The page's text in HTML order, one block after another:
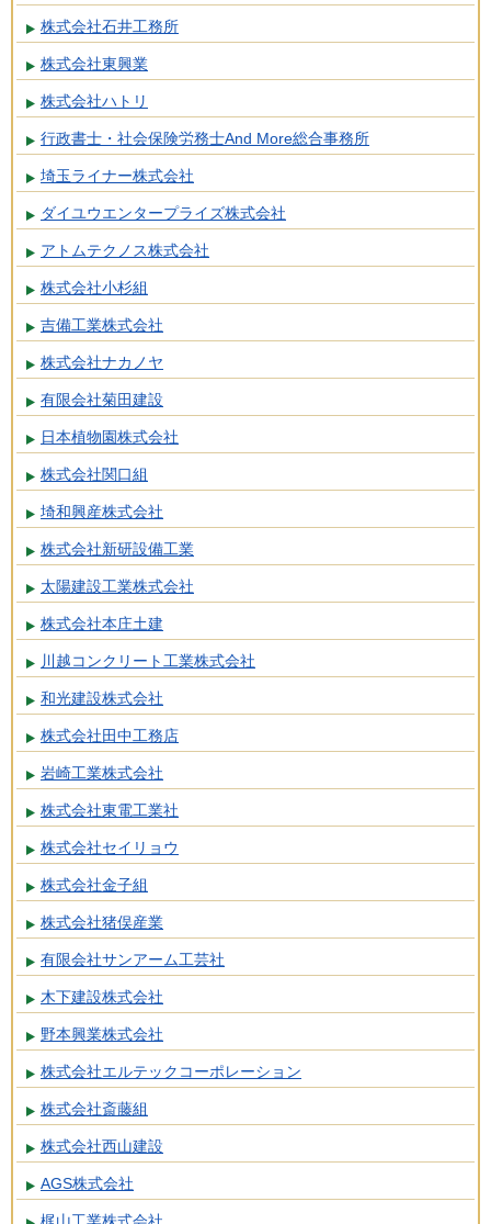
株式会社石井工務所
株式会社東興業
株式会社ハトリ
行政書士・社会保険労務士And More総合事務所
埼玉ライナー株式会社
ダイユウエンタープライズ株式会社
アトムテクノス株式会社
株式会社小杉組
吉備工業株式会社
株式会社ナカノヤ
有限会社菊田建設
日本植物園株式会社
株式会社関口組
埼和興産株式会社
株式会社新研設備工業
太陽建設工業株式会社
株式会社本庄土建
川越コンクリート工業株式会社
和光建設株式会社
株式会社田中工務店
岩崎工業株式会社
株式会社東電工業社
株式会社セイリョウ
株式会社金子組
株式会社猪俣産業
有限会社サンアーム工芸社
木下建設株式会社
野本興業株式会社
株式会社エルテックコーポレーション
株式会社斎藤組
株式会社西山建設
AGS株式会社